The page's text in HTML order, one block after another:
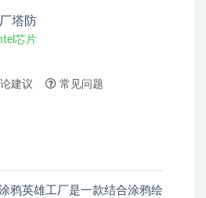
塔防
芯片
建议 常见问题
鸦英雄工厂是一款结合涂鸦绘